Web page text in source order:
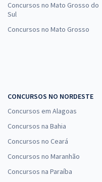
Concursos no Mato Grosso do
Sul
Concursos no Mato Grosso
CONCURSOS NO NORDESTE
Concursos em Alagoas
Concursos na Bahia
Concursos no Ceará
Concursos no Maranhão
Concursos na Paraíba